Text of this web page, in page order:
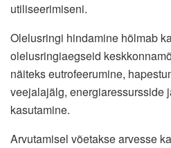
utiliseerimiseni.
Olelusringi hindamine hõlmab
olelusringiaegseid
näiteks eutrofeerumine,
veejalajälg, energiaressursside
kasutamine.
Arvutamisel võetakse arvesse